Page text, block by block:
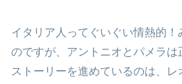
イタリア人ってぐいぐい情熱的
のですが、アントニオとパメラは
ストーリーを進めているのは、レ